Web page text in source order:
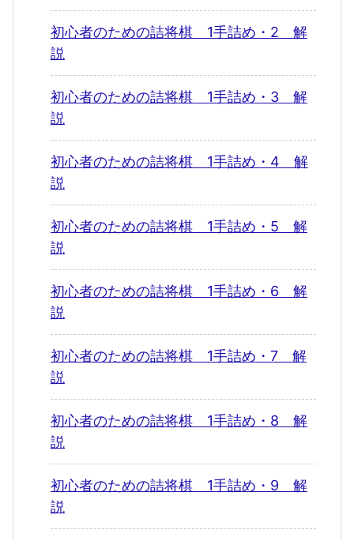
初心者のための詰将棋 1手詰め・2 解
説
初心者のための詰将棋 1手詰め・3 解
説
初心者のための詰将棋 1手詰め・4 解
説
初心者のための詰将棋 1手詰め・5 解
説
初心者のための詰将棋 1手詰め・6 解
説
初心者のための詰将棋 1手詰め・7 解
説
初心者のための詰将棋 1手詰め・8 解
説
初心者のための詰将棋 1手詰め・9 解
説